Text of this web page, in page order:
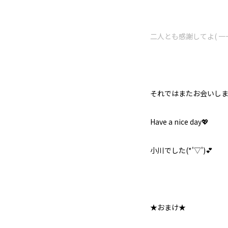
二人とも感謝してよ( 一
それではまたお会いし
Have a nice day💖
小川でした(*'▽')💕
★おまけ★